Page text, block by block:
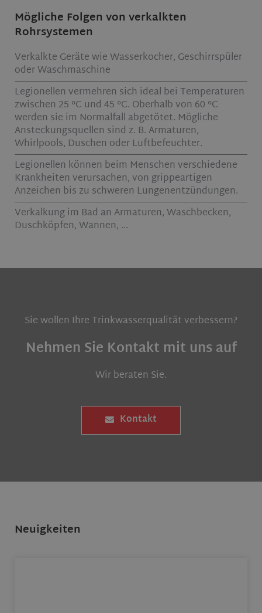
Mögliche Folgen von verkalkten
Rohrsystemen
Verkalkte Geräte wie Wasserkocher, Geschirrspüler
oder Waschmaschine
Legionellen vermehren sich ideal bei Temperaturen
zwischen 25 °C und 45 °C. Oberhalb von 60 °C
werden sie im Normalfall abgetötet. Mögliche
Ansteckungsquellen sind z. B. Armaturen,
Whirlpools, Duschen oder Luftbefeuchter.
Legionellen können beim Menschen verschiedene
Krankheiten verursachen, von grippeartigen
Anzeichen bis zu schweren Lungenentzündungen.
Verkalkung im Bad an Armaturen, Waschbecken,
Duschköpfen, Wannen, ...
Sie wollen Ihre Trinkwasserqualität verbessern?
Nehmen Sie Kontakt mit uns auf
Wir beraten Sie.
Kontakt
Neuigkeiten